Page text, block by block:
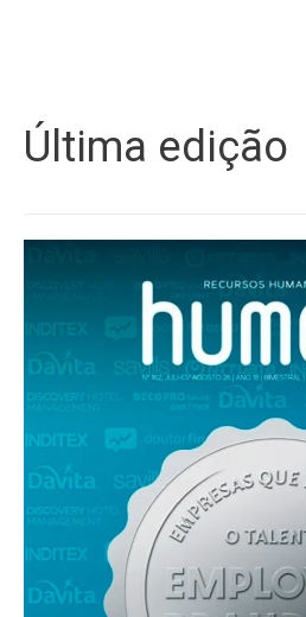
Última edição